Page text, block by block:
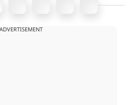
ADVERTISEMENT